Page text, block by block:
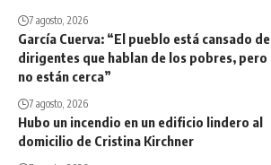
7 agosto, 2026
García Cuerva: “El pueblo está cansado de
dirigentes que hablan de los pobres, pero
no están cerca”
7 agosto, 2026
Hubo un incendio en un edificio lindero al
domicilio de Cristina Kirchner